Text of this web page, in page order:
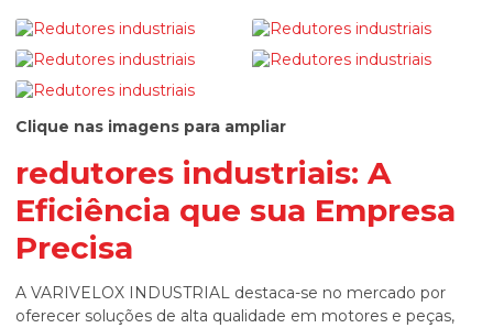
Clique nas imagens para ampliar
redutores industriais: A
Eficiência que sua Empresa
Precisa
A VARIVELOX INDUSTRIAL destaca-se no mercado por
oferecer soluções de alta qualidade em motores e peças,